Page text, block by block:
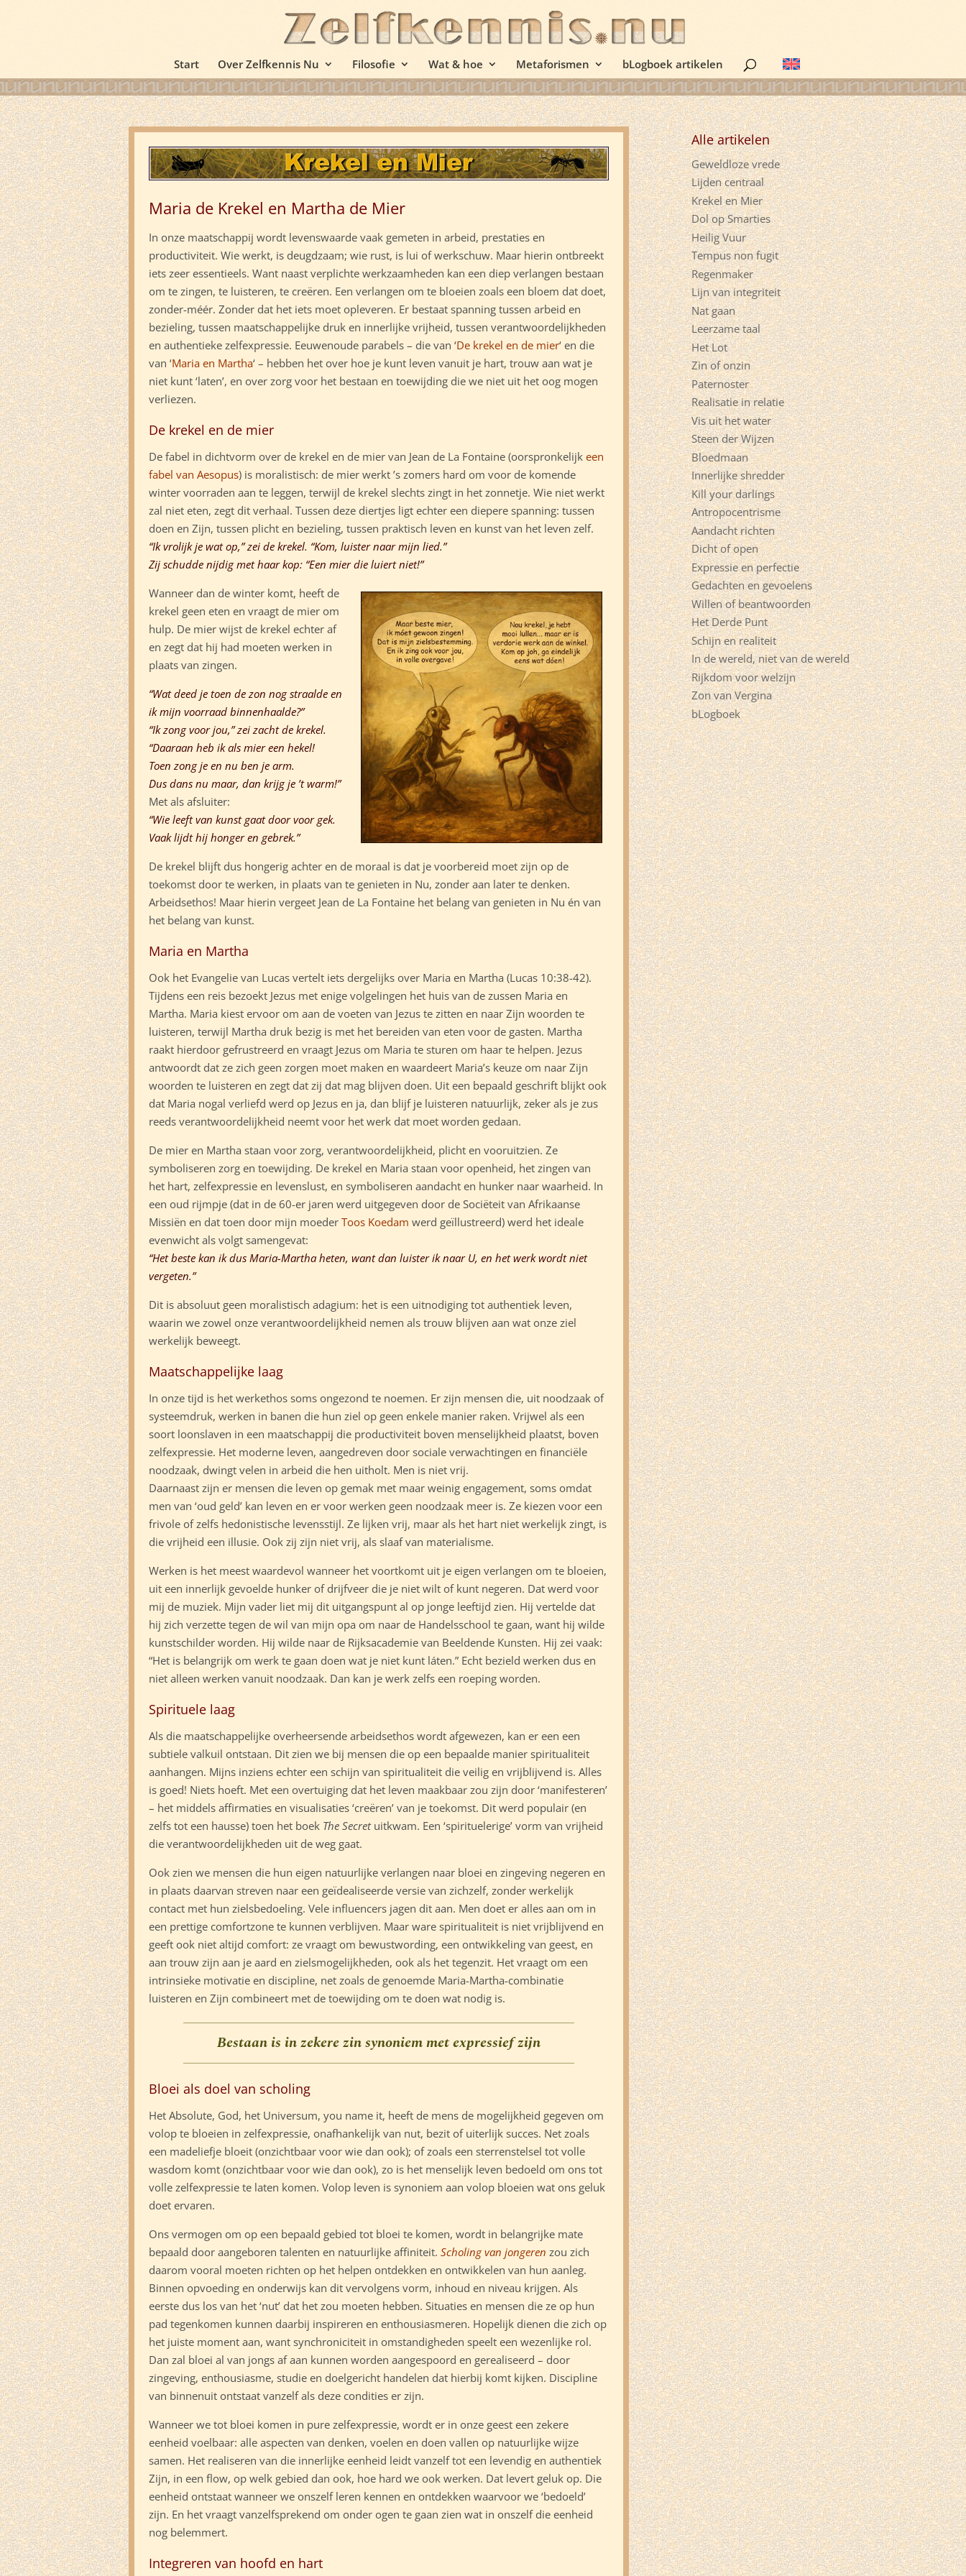
Start Over Zelfkennis Nu Filosofie Wat & hoe Metaforismen bLogboek artikelen
Maria de Krekel en Martha de Mier
In onze maatschappij wordt levenswaarde vaak gemeten in arbeid, prestaties en
productiviteit. Wie werkt, is deugdzaam; wie rust, is lui of werkschuw. Maar hierin ontbreekt
iets zeer essentieels. Want naast verplichte werkzaamheden kan een diep verlangen bestaan
om te zingen, te luisteren, te creëren. Een verlangen om te bloeien zoals een bloem dat doet,
zonder-méér. Zonder dat het iets moet opleveren. Er bestaat spanning tussen arbeid en
bezieling, tussen maatschappelijke druk en innerlijke vrijheid, tussen verantwoordelijkheden
en authentieke zelfexpressie. Eeuwenoude parabels – die van ‘De krekel en de mier‘ en die
van ‘Maria en Martha‘ – hebben het over hoe je kunt leven vanuit je hart, trouw aan wat je
niet kunt ‘laten’, en over zorg voor het bestaan en toewijding die we niet uit het oog mogen
verliezen.
De krekel en de mier
De fabel in dichtvorm over de krekel en de mier van Jean de La Fontaine (oorspronkelijkeen
fabel van Aesopus) is moralistisch: de mier werkt ’s zomers hard om voor de komende
winter voorraden aan te leggen, terwijl de krekel slechts zingt in het zonnetje. Wie niet werkt
zal niet eten, zegt dit verhaal. Tussen deze diertjes ligt echter een diepere spanning: tussen
doen en Zijn, tussen plicht en bezieling, tussen praktisch leven en kunst van het leven zelf.
“Ik vrolijk je wat op,” zei de krekel. “Kom, luister naar mijn lied.”
Zij schudde nijdig met haar kop: “Een mier die luiert niet!”
Wanneer dan de winter komt, heeft de
krekel geen eten en vraagt de mier om
hulp. De mier wijst de krekel echter af
en zegt dat hij had moeten werken in
plaats van zingen.
“Wat deed je toen de zon nog straalde en
ik mijn voorraad binnenhaalde?”
“Ik zong voor jou,” zei zacht de krekel.
“Daaraan heb ik als mier een hekel!
Toen zong je en nu ben je arm.
Dus dans nu maar, dan krijg je ’t warm!”
Met als afsluiter:
“Wieleeftvan kunst gaat door voor gek.
Vaak lijdt hij honger en gebrek.”
De krekel blijft dus hongerig achter en de moraal is dat je voorbereid moet zijn op de
toekomst door te werken, in plaats van te genieten in Nu, zonder aan later te denken.
Arbeidsethos! Maar hierin vergeet Jean de La Fontaine het belang van genieten in Nu én van
het belang van kunst.
Maria en Martha
Ook het Evangelie van Lucas vertelt iets dergelijks over Maria en Martha (Lucas 10:38-42).
Tijdens een reis bezoekt Jezus met enige volgelingen het huis van de zussen Maria en
Martha. Maria kiest ervoor om aan de voeten van Jezus te zitten en naar Zijn woorden te
luisteren, terwijl Martha druk bezig is met het bereiden van eten voor de gasten. Martha
raakt hierdoor gefrustreerd en vraagt Jezus om Maria te sturen om haar te helpen. Jezus
antwoordt dat ze zich geen zorgen moet maken en waardeert Maria’s keuze om naar Zijn
woorden te luisteren en zegt dat zij dat mag blijven doen. Uit een bepaald geschrift blijkt ook
dat Maria nogal verliefd werd op Jezus en ja, dan blijf je luisteren natuurlijk, zeker als je zus
reeds verantwoordelijkheid neemt voor het werk dat moet worden gedaan.
De mier en Martha staan voor zorg, verantwoordelijkheid, plicht en vooruitzien. Ze
symboliseren zorg en toewijding. De krekel en Maria staan voor openheid, het zingen van
het hart, zelfexpressie en levenslust, en symboliseren aandacht en hunker naar waarheid. In
een oud rijmpje (dat in de 60-er jaren werd uitgegeven door de Sociëteit van Afrikaanse
Missiën en dat toen door mijn moederToos Koedam werd geïllustreerd) werd het ideale
evenwicht als volgt samengevat:
“Het beste kan ik dus Maria-Martha heten, want dan luister ik naar U, en het werk wordt niet
vergeten.”
Dit is absoluut geen moralistisch adagium: het is een uitnodiging tot authentiek leven,
waarin we zowel onze verantwoordelijkheid nemen als trouw blijven aan wat onze ziel
werkelijk beweegt.
Maatschappelijke laag
In onze tijd is het werkethos soms ongezond te noemen. Er zijn mensen die, uit noodzaak of
systeemdruk, werken in banen die hun ziel op geen enkele manier raken. Vrijwel als een
soort loonslaven in een maatschappij die productiviteit boven menselijkheid plaatst, boven
zelfexpressie. Het moderne leven, aangedreven door sociale verwachtingen en financiële
noodzaak, dwingt velen in arbeid die hen uitholt. Men is niet vrij.
Daarnaast zijn er mensen die leven op gemak met maar weinig engagement, soms omdat
men van ‘oud geld’ kan leven en er voor werken geen noodzaak meer is. Ze kiezen voor een
frivole of zelfs hedonistische levensstijl. Ze lijken vrij, maar als het hart niet werkelijk zingt, is
die vrijheid een illusie. Ook zij zijn niet vrij, als slaaf van materialisme.
Werken is het meest waardevol wanneer het voortkomt uit je eigen verlangen om te bloeien,
uit een innerlijk gevoelde hunker of drijfveer die je niet wilt of kunt negeren. Dat werd voor
mij de muziek. Mijn vader liet mij dit uitgangspunt al op jonge leeftijd zien. Hij vertelde dat
hij zich verzette tegen de wil van mijn opa om naar de Handelsschool te gaan, want hij wilde
kunstschilder worden. Hij wilde naar de Rijksacademie van Beeldende Kunsten. Hij zei vaak:
“Het is belangrijk om werk te gaan doen wat je niet kunt láten.” Echt bezield werken dus en
niet alleen werken vanuit noodzaak. Dan kan je werk zelfs een roeping worden.
Spirituele laag
Als die maatschappelijke overheersende arbeidsethos wordt afgewezen, kan er een een
subtiele valkuil ontstaan. Dit zien we bij mensen die op een bepaalde manier spiritualiteit
aanhangen. Mijns inziens echter een schijn van spiritualiteit die veilig en vrijblijvend is. Alles
is goed! Niets hoeft. Met een overtuiging dat het leven maakbaar zou zijn door ‘manifesteren’
– het middels affirmaties en visualisaties ‘creëren’ van je toekomst. Dit werd populair (en
zelfs tot een hausse) toen het boek The Secretuitkwam. Een ‘spirituelerige’ vorm van vrijheid
die verantwoordelijkheden uit de weg gaat.
Ook zien we mensen die hun eigen natuurlijke verlangen naar bloei en zingeving negeren en
in plaats daarvan streven naar een geïdealiseerde versie van zichzelf, zonder werkelijk
contact met hun zielsbedoeling. Vele influencers jagen dit aan. Men doet er alles aan om in
een prettige comfortzone te kunnen verblijven. Maar ware spiritualiteit is niet vrijblijvend en
geeft ook niet altijd comfort: ze vraagt om bewustwording, een ontwikkeling van geest, en
aan trouw zijn aan je aard en zielsmogelijkheden, ook als het tegenzit. Het vraagt om een
intrinsieke motivatie en discipline, net zoals de genoemde Maria-Martha-combinatie
luisteren en Zijn combineert met de toewijding om te doen wat nodig is.
Bestaan ​​is in zekere zin synoniem met expressief zijn
Bloei als doel van scholing
Het Absolute, God, het Universum, you name it, heeft de mens de mogelijkheid gegeven om
volop te bloeien in zelfexpressie, onafhankelijk van nut, bezit of uiterlijk succes. Net zoals
een madeliefje bloeit (onzichtbaar voor wie dan ook); of zoals een sterrenstelsel tot volle
wasdom komt (onzichtbaar voor wie dan ook), zo is het menselijk leven bedoeld om ons tot
volle zelfexpressie te laten komen. Volop leven is synoniem aan volop bloeien wat ons geluk
doet ervaren.
Ons vermogen om op een bepaald gebied tot bloei te komen, wordt in belangrijke mate
bepaald door aangeboren talenten en natuurlijke affiniteit.Scholing van jongeren zou zich
daarom vooral moeten richten op het helpen ontdekken en ontwikkelen van hun aanleg.
Binnen opvoeding en onderwijs kan dit vervolgens vorm, inhoud en niveau krijgen. Als
eerste dus los van het ‘nut’ dat het zou moeten hebben. Situaties en mensen die ze op hun
pad tegenkomen kunnen daarbij inspireren en enthousiasmeren. Hopelijk dienen die zich op
het juiste moment aan, want synchroniciteit in omstandigheden speelt een wezenlijke rol.
Dan zal bloei al van jongs af aan kunnen worden aangespoord en gerealiseerd – door
zingeving, enthousiasme, studie en doelgericht handelen dat hierbij komt kijken. Discipline
van binnenuit ontstaat vanzelf als deze condities er zijn.
Wanneer we tot bloei komen in pure zelfexpressie, wordt er in onze geest een zekere
eenheid voelbaar: alle aspecten van denken, voelen en doen vallen op natuurlijke wijze
samen. Het realiseren van die innerlijke eenheid leidt vanzelf tot een levendig en authentiek
Zijn, in een flow, op welk gebied dan ook, hoe hard we ook werken. Dat levert geluk op. Die
eenheid ontstaat wanneer we onszelf leren kennen en ontdekken waarvoor we ‘bedoeld’
zijn. En het vraagt vanzelfsprekend om onder ogen te gaan zien wat in onszelf die eenheid
nog belemmert.
Integreren van hoofd en hart
Alle artikelen
Geweldloze vrede
Lijden centraal
Krekel en Mier
Dol op Smarties
Heilig Vuur
Tempus non fugit
Regenmaker
Lijn van integriteit
Nat gaan
Leerzame taal
Het Lot
Zin of onzin
Paternoster
Realisatie in relatie
Vis uit het water
Steen der Wijzen
Bloedmaan
Innerlijke shredder
Kill your darlings
Antropocentrisme
Aandacht richten
Dicht of open
Expressie en perfectie
Gedachten en gevoelens
Willen of beantwoorden
Het Derde Punt
Schijn en realiteit
In de wereld, niet van de wereld
Rijkdom voor welzijn
Zon van Vergina
bLogboek